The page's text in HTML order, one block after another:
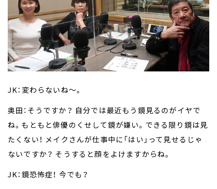
JK：変わらないね～。
奥田：そうですか？ 自分では最近もう鏡見るのがイヤで
ね。もともと俳優のくせして鏡が嫌い。できる限り鏡は見
たくない！ メイクさんが仕事中に「はい」って見せるじゃ
ないですか？ そうすると顔をよけますからね。
JK：鏡恐怖症！ 今でも？